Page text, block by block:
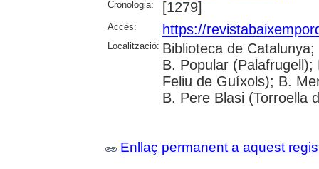
Cronologia: [1279]
Accés: https://
Localització: Biblioteca de
B. Popular
Feliu de Guíxols); B.
B. Pere Blasi (Torroella
Enllaç permanent a aquest